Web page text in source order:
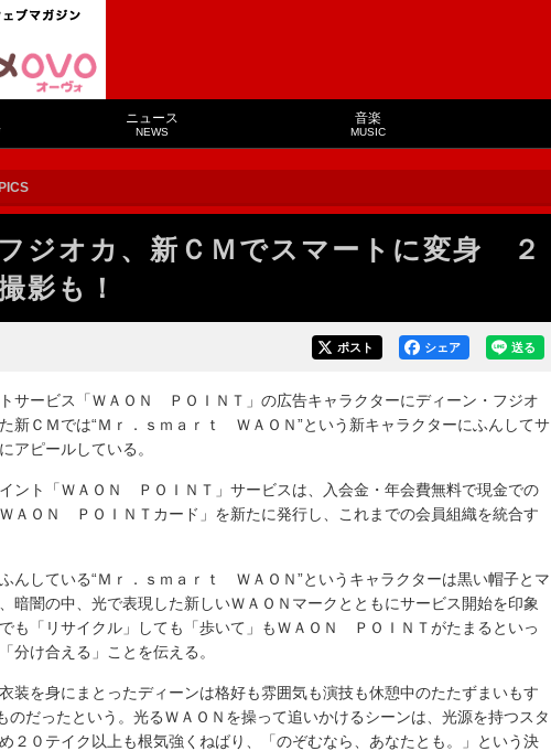
ニュース
NEWS
音楽
MUSIC
ジオカ、新ＣＭでスマートに変身 ２
影も！
送る
シェア
ポスト
サービス「ＷＡＯＮ ＰＯＩＮＴ」の広告キャラクターにディーン・フジオ
新ＣＭでは“Ｍｒ．ｓｍａｒｔ ＷＡＯＮ”という新キャラクターにふんしてサ
アピールしている。
ント「ＷＡＯＮ ＰＯＩＮＴ」サービスは、入会金・年会費無料で現金での
ＡＯＮ ＰＯＩＮＴカード」を新たに発行し、これまでの会員組織を統合す
んしている“Ｍｒ．ｓｍａｒｔ ＷＡＯＮ”というキャラクターは黒い帽子とマ
暗闇の中、光で表現した新しいＷＡＯＮマークとともにサービス開始を印象
も「リサイクル」しても「歩いて」もＷＡＯＮ ＰＯＩＮＴがたまるといっ
分け合える」ことを伝える。
装を身にまとったディーンは格好も雰囲気も演技も休憩中のたたずまいもす
のだったという。光るＷＡＯＮを操って追いかけるシーンは、光源を持つスタ
２０テイク以上も根気強くねばり、「のぞむなら、あなたとも。」という決